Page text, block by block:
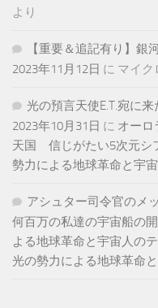
より
【重要＆追記有り】
2023年11月12日 に マイク
光の預言天使E.T.宛に
2023年10月31日 に オー
天国 信じがたい5次元シ
勢力による地球革命と宇
アシュター司令官のメ
何百万の私達の宇宙船の
よる地球革命と宇宙人の
光の勢力による地球革命